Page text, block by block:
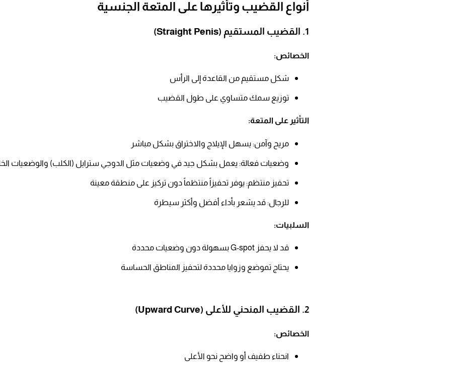
أنواع القضيب وتأثيرها على المتعة الجنسية
1. القضيب المستقيم (Straight Penis)
الخصائص:​
شكل مستقيم من القاعدة إلى الرأس
توزيع سمك متساوي على طول القضيب
التأثير على المتعة:​
مريح وآمن: يسهل الإيلاج والاختراق بشكل مباشر​
وضعيات فعالة: يعمل بشكل جيد في وضعيات مثل الدوجي سترايل (الكلب) والوضعيات
تحفيز منتظم: يوفر تحفيزاً منتظماً دون تركيز على منطقة معينة​
للرجال: قد يشعر بأداء أفضل وأكثر سيطرة​
السلبيات:​
قد لا يحفز G-spot بسهولة دون وضعيات محددة​
يحتاج تموضع وزوايا محددة لتحفيز المناطق الحساسة
2. القضيب المنحني للأعلى (Upward Curve)
الخصائص:​
انحناء طفيف أو واضح نحو الأعلى